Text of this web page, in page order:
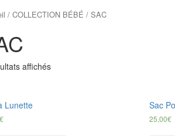
/ COLLECTION BÉBÉ / SAC
affichés
Lunette
€
Sac
25,00€